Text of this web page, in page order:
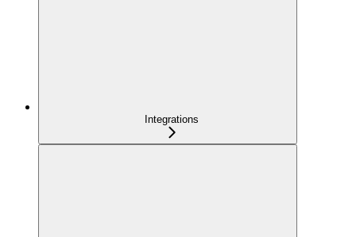
Integrations